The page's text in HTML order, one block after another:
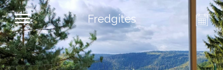
Fredgites